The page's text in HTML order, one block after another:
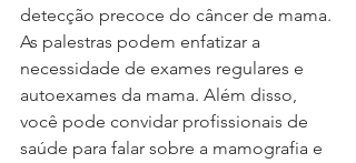
detecção precoce do câncer de mama.
As palestras podem enfatizar a
necessidade de exames regulares e
autoexames da mama. Além disso,
você pode convidar profissionais de
saúde para falar sobre a mamografia e